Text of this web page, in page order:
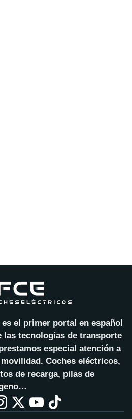
el primer portal en español
las tecnologías de transporte
especial atención a
Coches eléctricos,
de recarga, pilas de